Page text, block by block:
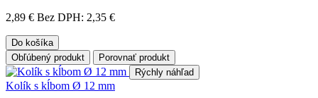
2,89 € Bez DPH: 2,35 €
Do košíka
Obľúbený produkt
Porovnať produkt
Rýchly náhľad
Kolík s kĺbom Ø 12 mm